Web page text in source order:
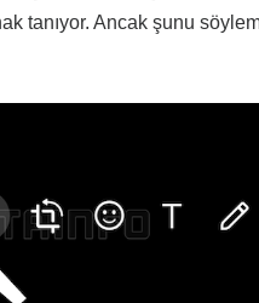
tanıyor. Ancak şunu